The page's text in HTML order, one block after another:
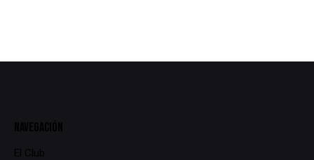
NAVEGACIÓN
El Club